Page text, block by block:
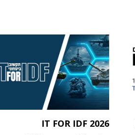
IT FOR IDF 2026